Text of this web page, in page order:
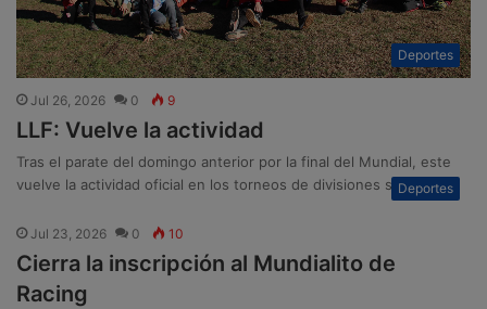
Deportes
Jul 26, 2026 0 9
LLF: Vuelve la actividad
Tras el parate del domingo anterior por la final del Mundial, este
vuelve la actividad oficial en los torneos de divisiones superiores
Deportes
Jul 23, 2026 0 10
Cierra la inscripción al Mundialito de
Racing